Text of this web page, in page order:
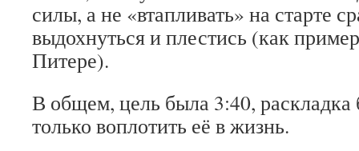
силы, а не «втапливать» на старте
выдохнуться и плестись (как
Питере).
В общем, цель была 3:40, раскладка
только воплотить её в жизнь.